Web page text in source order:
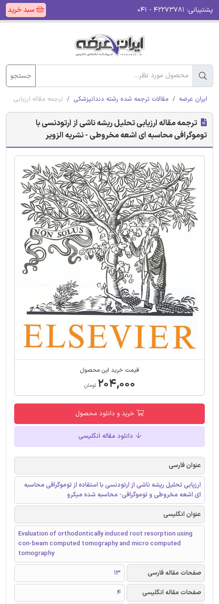
پشتیبانی: سبد خرید
جستجو
ایران عرضه مقالات ترجمه شده رشته دندانپزشکی ترجمه مقاله ارزیابی
ترجمه مقاله ارزیابی تحلیل ریشه ناشی از ارتودنسی با
توموگرافی محاسبه ای اشعه مخروطی - نشریه الزویر
قیمت خرید این محصول
۲۰۴,۰۰۰ تومان
خرید و دانلود محصول
دانلود مقاله انگلیسی
عنوان فارسی
ارزیابی تحلیل ریشه ناشی از ارتودنسی با استفاده از توموگرافی محاسبه
ای اشعه مخروطی و توموگرافی- محاسبه شده میکرو
عنوان انگلیسی
Evaluation of orthodontically induced root resorption using
con-beam computed tomography and micro computed
tomography
صفحات مقاله فارسی
13
صفحات مقاله انگلیسی
4